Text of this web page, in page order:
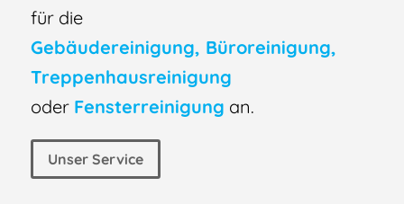
für die
Gebäudereinigung, Büroreinigung,
Treppenhausreinigung
oder Fensterreinigung an.
Unser Service